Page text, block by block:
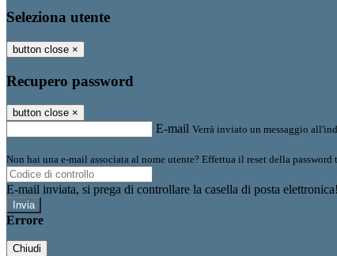
Seleziona utente
button close ×
Recupero password
button close ×
E-mail Verrà inviato un messaggio
Non hai una e-mail associata al nome utente? Effettua il reset della password
E-mail inviata, si prega di controllare la casella di posta elettronica!
Errore
Chiudi